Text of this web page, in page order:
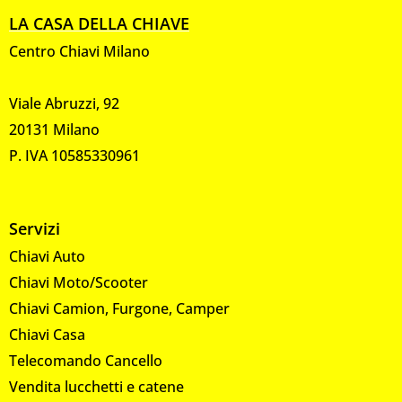
LA CASA DELLA CHIAVE
Centro Chiavi Milano
Viale Abruzzi, 92
20131 Milano
P. IVA 10585330961
Servizi
Chiavi Auto
Chiavi Moto/Scooter
Chiavi Camion, Furgone, Camper
Chiavi Casa
Telecomando Cancello
Vendita lucchetti e catene